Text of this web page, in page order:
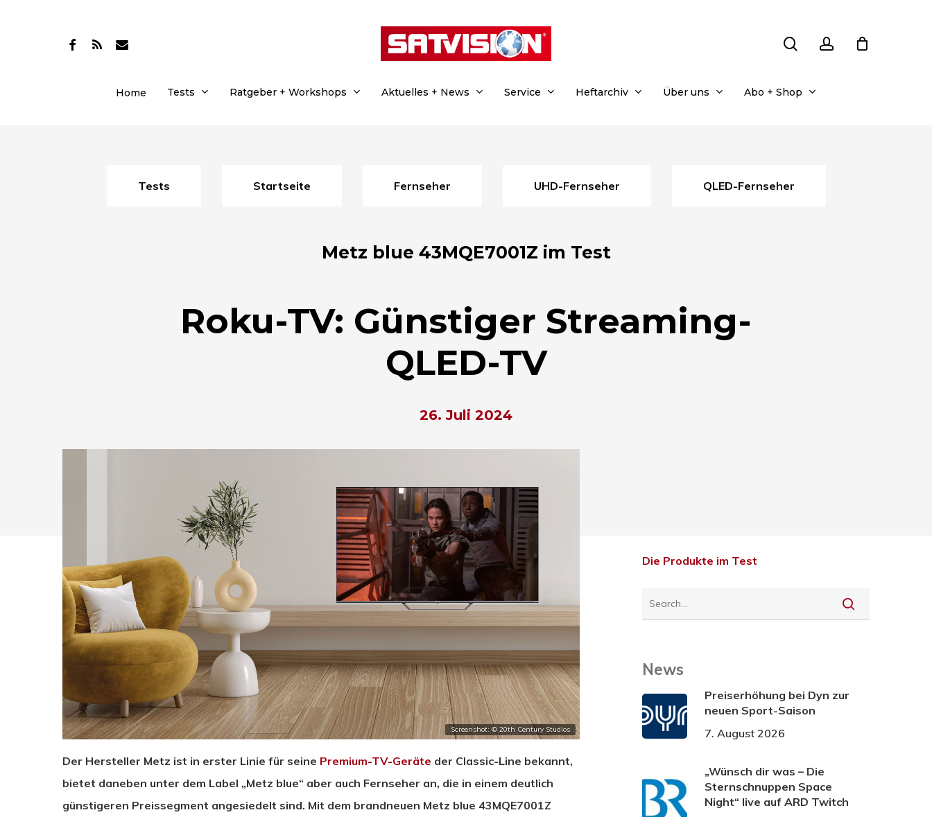
Drücken Sie Enter zum Suchen oder ESC zum Schließen.
facebook
RSS email
Home Tests Ratgeber + Workshops Aktuelles + News Service Heftarchiv Über uns Abo + Shop
Tests Startseite Fernseher UHD-Fernseher QLED-Fernseher
Metz blue 43MQE7001Z im Test
Roku-TV: Günstiger Streaming-
QLED-TV
26. Juli 2024
Screenshot: © 20th Century Studios
Der Hersteller Metz ist in erster Linie für seine Premium-TV-Geräte der Classic-Line bekannt,
bietet daneben unter dem Label „Metz blue“ aber auch Fernseher an, die in einem deutlich
günstigeren Preissegment angesiedelt sind. Mit dem brandneuen Metz blue 43MQE7001Z
Die Produkte im Test
News
Preiserhöhung bei Dyn zur
neuen Sport-Saison
7. August 2026
„Wünsch dir was – Die
Sternschnuppen Space
Night“ live auf ARD Twitch